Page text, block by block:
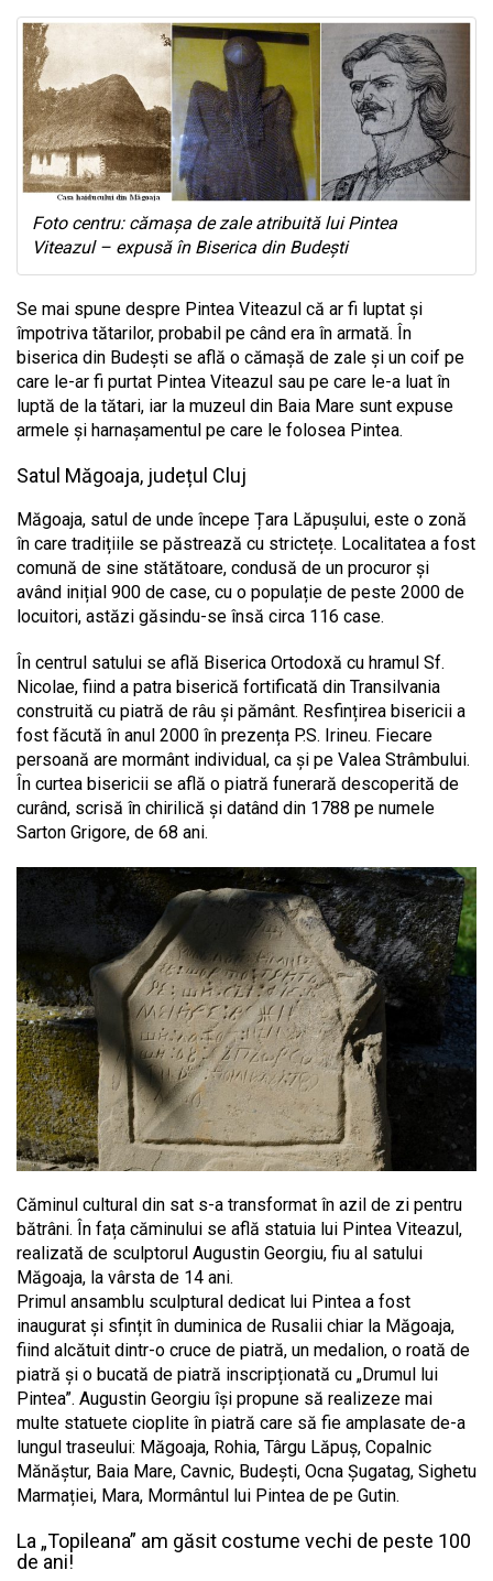
Foto centru: cămașa de zale atribuită lui Pintea
Viteazul – expusă în Biserica din Budești
Se mai spune despre Pintea Viteazul că ar fi luptat și
împotriva tătarilor, probabil pe când era în armată. În
biserica din Budești se află o cămașă de zale și un coif pe
care le-ar fi purtat Pintea Viteazul sau pe care le-a luat în
luptă de la tătari, iar la muzeul din Baia Mare sunt expuse
armele și harnașamentul pe care le folosea Pintea.
Satul Măgoaja, județul Cluj
Măgoaja, satul de unde începe Țara Lăpușului, este o zonă
în care tradițiile se păstrează cu strictețe. Localitatea a fost
comună de sine stătătoare, condusă de un procuror și
având inițial 900 de case, cu o populație de peste 2000 de
locuitori, astăzi găsindu-se însă circa 116 case.
În centrul satului se află Biserica Ortodoxă cu hramul Sf.
Nicolae, fiind a patra biserică fortificată din Transilvania
construită cu piatră de râu și pământ. Resfințirea bisericii a
fost făcută în anul 2000 în prezența P.S. Irineu. Fiecare
persoană are mormânt individual, ca și pe Valea Strâmbului.
În curtea bisericii se află o piatră funerară descoperită de
curând, scrisă în chirilică și datând din 1788 pe numele
Sarton Grigore, de 68 ani.
Căminul cultural din sat s-a transformat în azil de zi pentru
bătrâni. În fața căminului se află statuia lui Pintea Viteazul,
realizată de sculptorul Augustin Georgiu, fiu al satului
Măgoaja, la vârsta de 14 ani.
Primul ansamblu sculptural dedicat lui Pintea a fost
inaugurat și sfințit în duminica de Rusalii chiar la Măgoaja,
fiind alcătuit dintr-o cruce de piatră, un medalion, o roată de
piatră și o bucată de piatră inscripționată cu „Drumul lui
Pintea”. Augustin Georgiu își propune să realizeze mai
multe statuete cioplite în piatră care să fie amplasate de-a
lungul traseului: Măgoaja, Rohia, Târgu Lăpuș, Copalnic
Mănăștur, Baia Mare, Cavnic, Budești, Ocna Șugatag, Sighetu
Marmației, Mara, Mormântul lui Pintea de pe Gutin.
La „Topileana” am găsit costume vechi de peste 100
de ani!